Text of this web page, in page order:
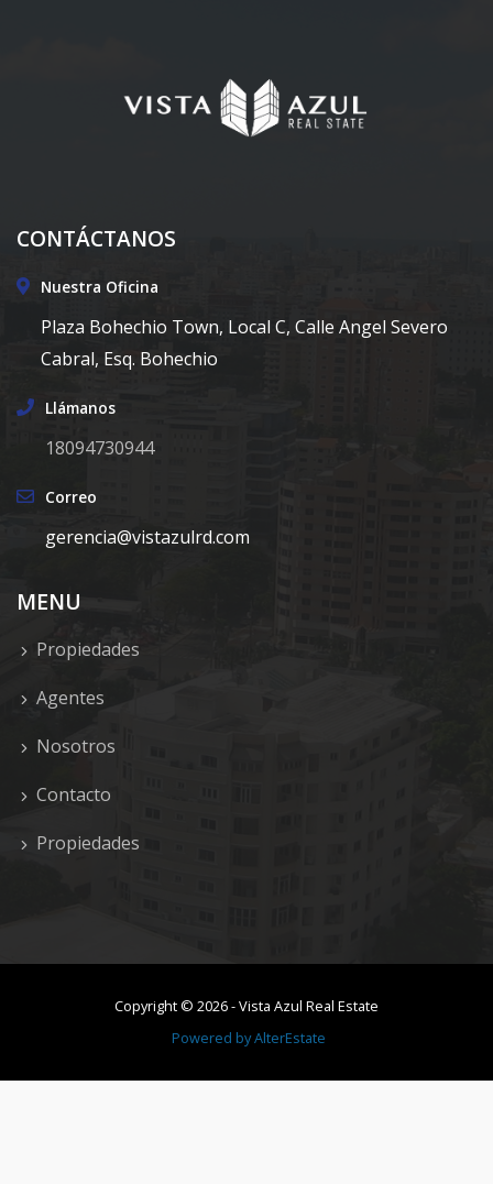
CONTÁCTANOS
Nuestra Oficina
Plaza Bohechio Town, Local C, Calle Angel Severo
Cabral, Esq. Bohechio
Llámanos
18094730944
Correo
gerencia@vistazulrd.com
MENU
Propiedades
Agentes
Nosotros
Contacto
Propiedades
Copyright © 2026-Vista Azul Real Estate
Powered byAlterEstate